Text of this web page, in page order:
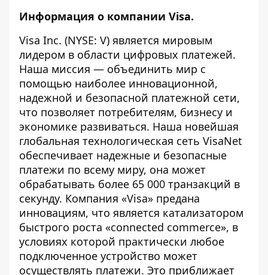
Информация о компании Visa.
Visa Inc. (NYSE: V) является мировым
лидером в области цифровых платежей.
Наша миссия — объединить мир с
помощью наиболее инновационной,
надежной и безопасной платежной сети,
что позволяет потребителям, бизнесу и
экономике развиваться. Наша новейшая
глобальная технологическая сеть VisaNet
обеспечивает надежные и безопасные
платежи по всему миру, она может
обрабатывать более 65 000 транзакций в
секунду. Компания «Visa» предана
инновациям, что является катализатором
быстрого роста «connected commerce», в
условиях которой практически любое
подключенное устройство может
осуществлять платежи. Это приближает